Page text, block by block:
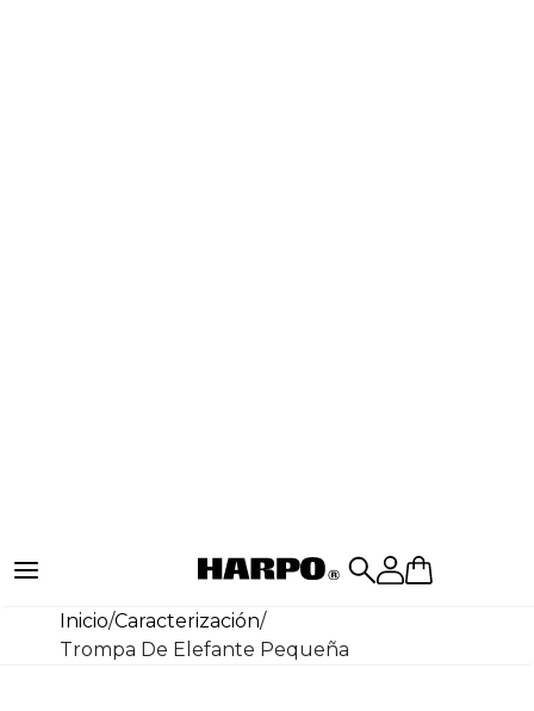
Inicio/Caracterización/
Trompa De Elefante Pequeña